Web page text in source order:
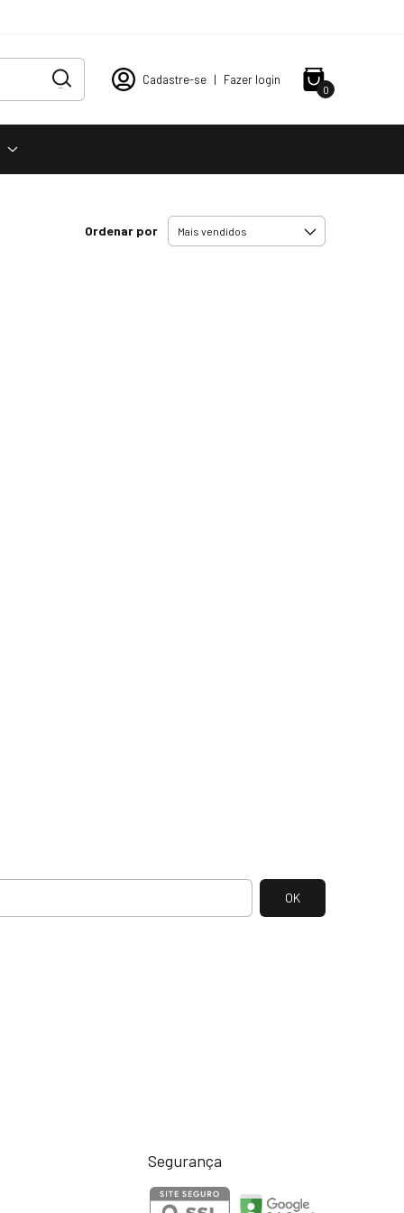
Cadastre-se | Fazer login
0
Ordenar por
Segurança